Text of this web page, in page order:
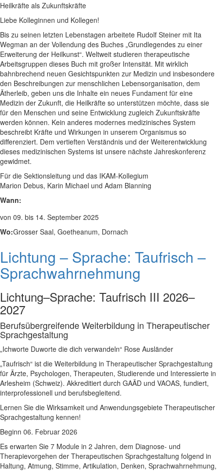
Heilkräfte als Zukunftskräfte
Liebe Kolleginnen und Kollegen!
Bis zu seinen letzten Lebenstagen arbeitete Rudolf Steiner mit Ita
Wegman an der Vollendung des Buches „Grundlegendes zu einer
Erweiterung der Heilkunst“. Weltweit studieren therapeutische
Arbeitsgruppen dieses Buch mit großer Intensität. Mit wirklich
bahnbrechend neuen Gesichtspunkten zur Medizin und insbesondere
den Beschreibungen zur menschlichen Lebensorganisation, dem
Ätherleib, geben uns die Inhalte ein neues Fundament für eine
Medizin der Zukunft, die Heilkräfte so unterstützen möchte, dass sie
für den Menschen und seine Entwicklung zugleich Zukunftskräfte
werden können. Kein anderes modernes medizinisches System
beschreibt Kräfte und Wirkungen in unserem Organismus so
differenziert. Dem vertieften Verständnis und der Weiterentwicklung
dieses medizinischen Systems ist unsere nächste Jahreskonferenz
gewidmet.
Für die Sektionsleitung und das IKAM-Kollegium
Marion Debus, Karin Michael und Adam Blanning
Wann:
von 09. bis 14. September 2025
Wo:Grosser Saal, Goetheanum, Dornach
Lichtung – Sprache: Taufrisch –
Sprachwahrnehmung
Lichtung–Sprache: Taufrisch III 2026–
2027
Berufsübergreifende Weiterbildung in Therapeutischer
Sprachgestaltung
„Ichworte Duworte die dich verwandeln“ Rose Ausländer
„Taufrisch“ ist die Weiterbildung in Therapeutischer Sprachgestaltung
für Ärzte, Psychologen, Therapeuten, Studierende und Interessierte in
Arlesheim (Schweiz). Akkreditiert durch GAÄD und VAOAS, fundiert,
interprofessionell und berufsbegleitend.
Lernen Sie die Wirksamkeit und Anwendungsgebiete Therapeutischer
Sprachgestaltung kennen!
Beginn 06. Februar 2026
Es erwarten Sie 7 Module in 2 Jahren, dem Diagnose- und
Therapievorgehen der Therapeutischen Sprachgestaltung folgend in
Haltung, Atmung, Stimme, Artikulation, Denken, Sprachwahrnehmung,